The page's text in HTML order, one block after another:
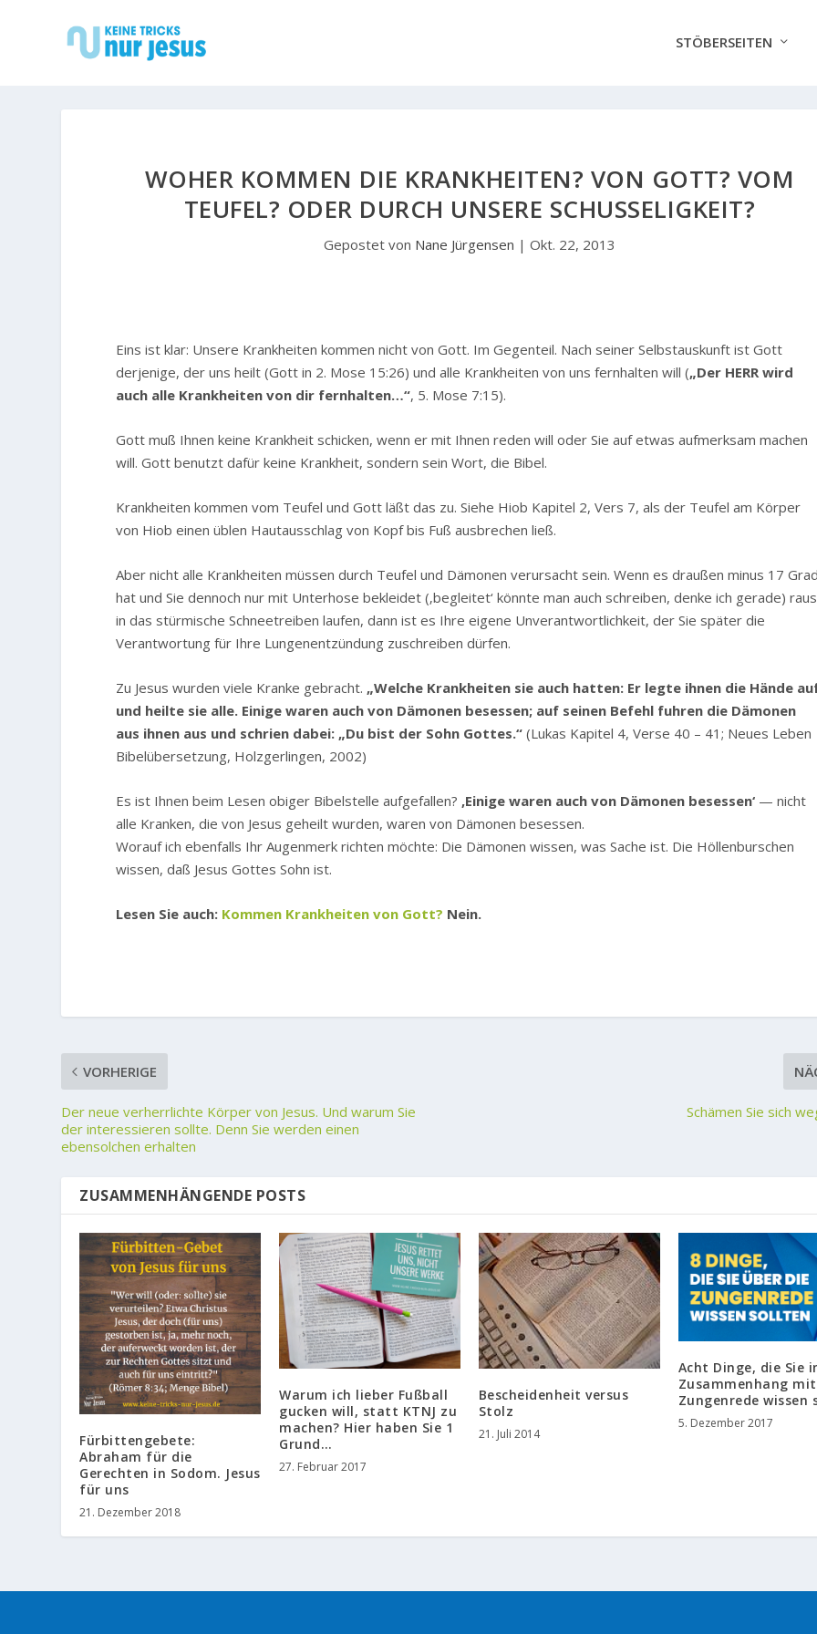
STÖBERSEITEN
WOHER KOMMEN DIE KRANKHEITEN? VON GOTT? VOM
TEUFEL? ODER DURCH UNSERE SCHUSSELIGKEIT?
Gepostet von Nane Jürgensen | Okt. 22, 2013
Eins ist klar: Unsere Krankheiten kommen nicht von Gott. Im Gegenteil. Nach seiner Selbstauskunft ist Gott
derjenige, der uns heilt (Gott in 2. Mose 15:26) und alle Krankheiten von uns fernhalten will („Der HERR wird
auch alle Krankheiten von dir fernhalten…“, 5. Mose 7:15).
Gott muß Ihnen keine Krankheit schicken, wenn er mit Ihnen reden will oder Sie auf etwas aufmerksam machen
will. Gott benutzt dafür keine Krankheit, sondern sein Wort, die Bibel.
Krankheiten kommen vom Teufel und Gott läßt das zu. Siehe Hiob Kapitel 2, Vers 7, als der Teufel am Körper
von Hiob einen üblen Hautausschlag von Kopf bis Fuß ausbrechen ließ.
Aber nicht alle Krankheiten müssen durch Teufel und Dämonen verursacht sein. Wenn es draußen minus 17 Grad
hat und Sie dennoch nur mit Unterhose bekleidet (‚begleitet‘ könnte man auch schreiben, denke ich gerade) raus
in das stürmische Schneetreiben laufen, dann ist es Ihre eigene Unverantwortlichkeit, der Sie später die
Verantwortung für Ihre Lungenentzündung zuschreiben dürfen.
Zu Jesus wurden viele Kranke gebracht. „Welche Krankheiten sie auch hatten: Er legte ihnen die Hände
und heilte sie alle. Einige waren auch von Dämonen besessen; auf seinen Befehl fuhren die Dämonen
aus ihnen aus und schrien dabei: „Du bist der Sohn Gottes.“ (Lukas Kapitel 4, Verse 40 – 41; Neues Leben
Bibelübersetzung, Holzgerlingen, 2002)
Es ist Ihnen beim Lesen obiger Bibelstelle aufgefallen? ‚Einige waren auch von Dämonen besessen‘ — nicht
alle Kranken, die von Jesus geheilt wurden, waren von Dämonen besessen.
Worauf ich ebenfalls Ihr Augenmerk richten möchte: Die Dämonen wissen, was Sache ist. Die Höllenburschen
wissen, daß Jesus Gottes Sohn ist.
Lesen Sie auch: Kommen Krankheiten von Gott? Nein.
VORHERIGE
Der neue verherrlichte Körper von Jesus. Und warum Sie
der interessieren sollte. Denn Sie werden einen
ebensolchen erhalten
Schämen Sie sich
ZUSAMMENHÄNGENDE POSTS
Fürbittengebete:
Abraham für die
Gerechten in Sodom. Jesus
für uns
21. Dezember 2018
Warum ich lieber Fußball
gucken will, statt KTNJ zu
machen? Hier haben Sie 1
Grund…
27. Februar 2017
Bescheidenheit versus
Stolz
21. Juli 2014
Acht Dinge, die Sie
Zusammenhang
Zungenrede wissen
5. Dezember 2017